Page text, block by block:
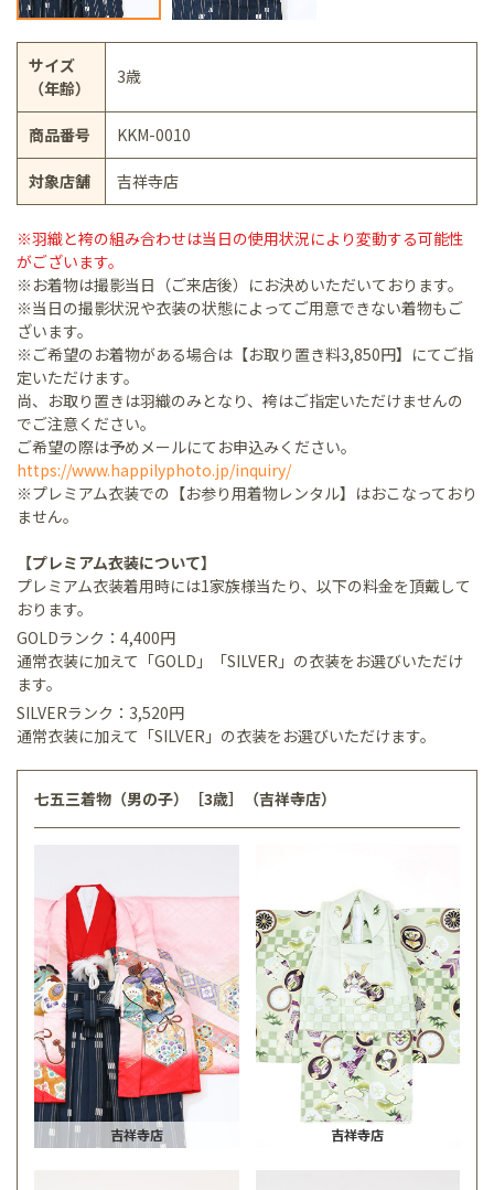
サイズ
（年齢）
3歳
商品番号 KKM-0010
対象店舗 吉祥寺店
※羽織と袴の組み合わせは当日の使用状況により変動する可能性
がございます。
※お着物は撮影当日（ご来店後）にお決めいただいております。
※当日の撮影状況や衣装の状態によってご用意できない着物もご
ざいます。
※ご希望のお着物がある場合は【お取り置き料3,850円】にてご指
定いただけます。
尚、お取り置きは羽織のみとなり、袴はご指定いただけませんの
でご注意ください。
ご希望の際は予めメールにてお申込みください。
https://www.happilyphoto.jp/inquiry/
※プレミアム衣装での【お参り用着物レンタル】はおこなっており
ません。
【プレミアム衣装について】
プレミアム衣装着用時には1家族様当たり、以下の料金を頂戴して
おります。
GOLDランク：4,400円
通常衣装に加えて「GOLD」「SILVER」の衣装をお選びいただけ
ます。
SILVERランク：3,520円
通常衣装に加えて「SILVER」の衣装をお選びいただけます。
七五三着物（男の子）［3歳］（吉祥寺店）
吉祥寺店 吉祥寺店